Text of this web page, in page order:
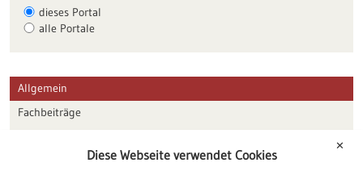
dieses Portal
alle Portale
Allgemein
Fachbeiträge
Veranstaltungen
✕
Diese Webseite verwendet Cookies